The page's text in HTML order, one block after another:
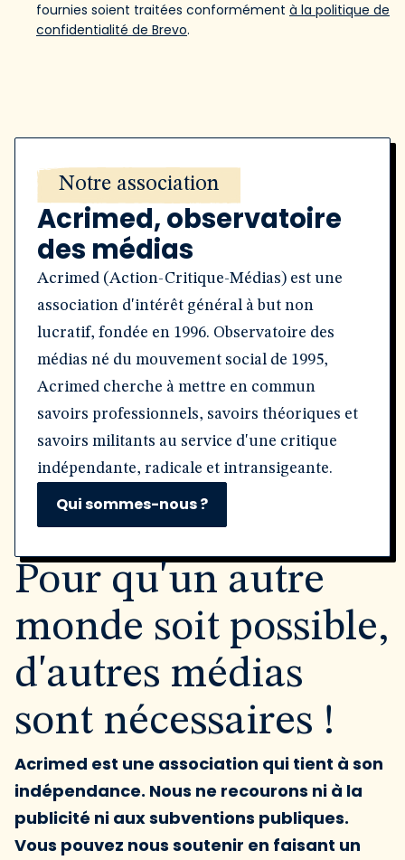
fournies soient traitées conformément à la politique de
confidentialité de Brevo.
Notre association
Acrimed, observatoire
des médias
Acrimed (Action-Critique-Médias) est une
association d'intérêt général à but non
lucratif, fondée en 1996. Observatoire des
médias né du mouvement social de 1995,
Acrimed cherche à mettre en commun
savoirs professionnels, savoirs théoriques et
savoirs militants au service d'une critique
indépendante, radicale et intransigeante.
Qui sommes-nous ?
Pour qu'un autre
monde soit possible,
d'autres médias
sont nécessaires !
Acrimed est une association qui tient à son
indépendance. Nous ne recourons ni à la
publicité ni aux subventions publiques.
Vous pouvez nous soutenir en faisant un